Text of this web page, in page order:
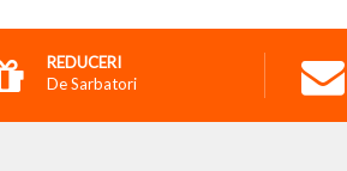
REDUCERI
De Sarbatori